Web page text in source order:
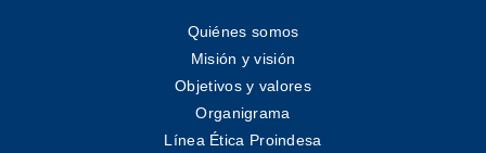
Quiénes somos
Misión y visión
Objetivos y valores
Organigrama
Línea Ética Proindesa